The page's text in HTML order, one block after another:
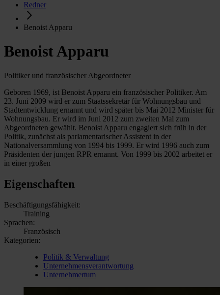
Redner
Benoist Apparu
Benoist Apparu
Politiker und französischer Abgeordneter
Geboren 1969, ist Benoist Apparu ein französischer Politiker. Am
23. Juni 2009 wird er zum Staatssekretär für Wohnungsbau und
Stadtentwicklung ernannt und wird später bis Mai 2012 Minister für
Wohnungsbau. Er wird im Juni 2012 zum zweiten Mal zum
Abgeordneten gewählt. Benoist Apparu engagiert sich früh in der
Politik, zunächst als parlamentarischer Assistent in der
Nationalversammlung von 1994 bis 1999. Er wird 1996 auch zum
Präsidenten der jungen RPR ernannt. Von 1999 bis 2002 arbeitet er
in einer großen
Eigenschaften
Beschäftigungsfähigkeit:
Training
Sprachen:
Französisch
Kategorien:
Politik & Verwaltung
Unternehmensverantwortung
Unternehmertum